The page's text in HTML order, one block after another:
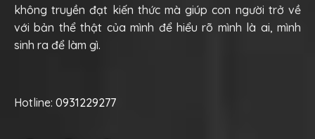
không truyền đạt kiến thức mà giúp con người trở về
với bản thể thật của mình để hiểu rõ mình là ai, mình
sinh ra để làm gì.
Hotline: 0931229277